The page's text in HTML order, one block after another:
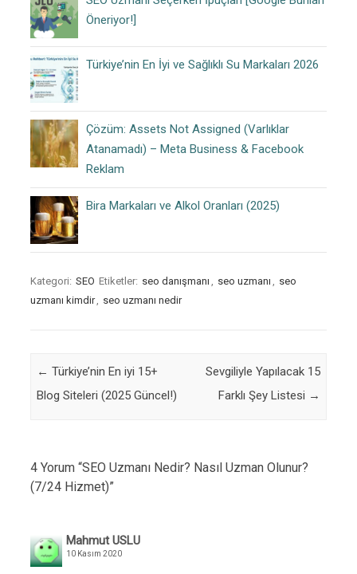
Öneriyor!]
Türkiye’nin En İyi ve Sağlıklı Su Markaları 2026
Çözüm: Assets Not Assigned (Varlıklar
Atanamadı) – Meta Business & Facebook
Reklam
Bira Markaları ve Alkol Oranları (2025)
Kategori: SEO Etiketler: seo danışmanı seo uzmanı
seo
uzmanı kimdir
seo uzmanı nedir
Post navigation
← Türkiye’nin En iyi 15+
Blog Siteleri (2025 Güncel!)
Sevgiliyle Yapılacak 15
Farklı Şey Listesi →
4 Yorum “SEO Uzmanı Nedir? Nasıl Uzman Olunur?
(7/24 Hizmet)”
Mahmut USLU
10 Kasım 2020